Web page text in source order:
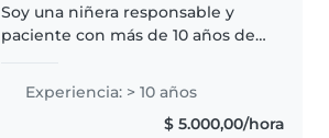
Soy una niñera responsable y
paciente con más de 10 años de
cuentos, jugar y dibujar con los
niños. Además, me siento
Experiencia: > 10 años
$ 5.000,00/hora